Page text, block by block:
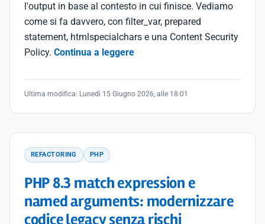
l'output in base al contesto in cui finisce. Vediamo
come si fa davvero, con filter_var, prepared
statement, htmlspecialchars e una Content Security
Policy. Continua a leggere
Ultima modifica: Lunedì 15 Giugno 2026, alle 18:01
REFACTORING PHP
PHP 8.3 match expression e
named arguments: modernizzare
codice legacy senza rischi